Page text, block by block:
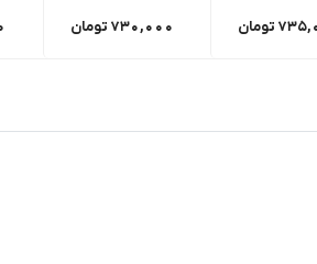
تومان 730,000 تومان